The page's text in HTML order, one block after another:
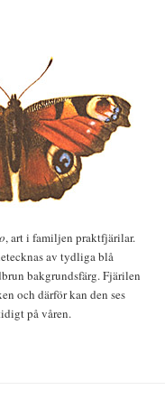
, art i familjen praktfjärilar.
av tydliga blå
bakgrundsfärg. Fjärilen
och därför kan den ses
på våren.